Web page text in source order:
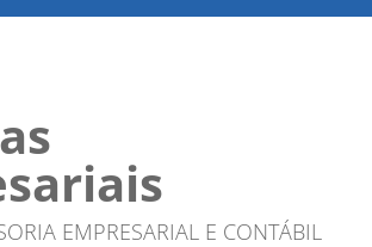
EMPRESARIAL E CONTÁBIL